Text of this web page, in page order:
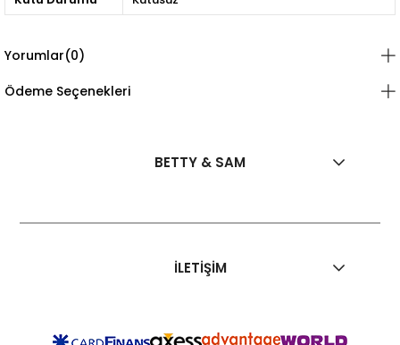
Yorumlar(0)
Ödeme Seçenekleri
BETTY & SAM
İLETİŞİM